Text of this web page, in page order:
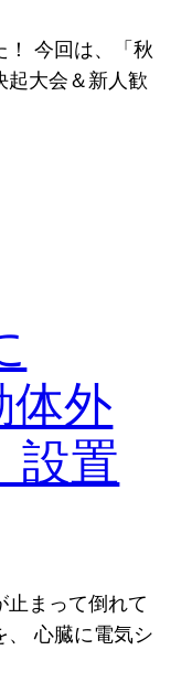
！ 今回は、「秋
起大会＆新人歓
体外
置
止まって倒れて
、 心臓に電気シ